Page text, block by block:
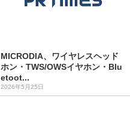
MICRODIA、ワイヤレスヘッド
ホン・TWS/OWSイヤホン・Blu
etoot...
2026年5月25日